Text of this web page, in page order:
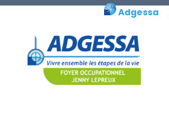
Skip
Adgessa